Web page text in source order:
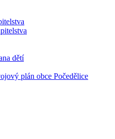
dětí
plán obce Počedělice